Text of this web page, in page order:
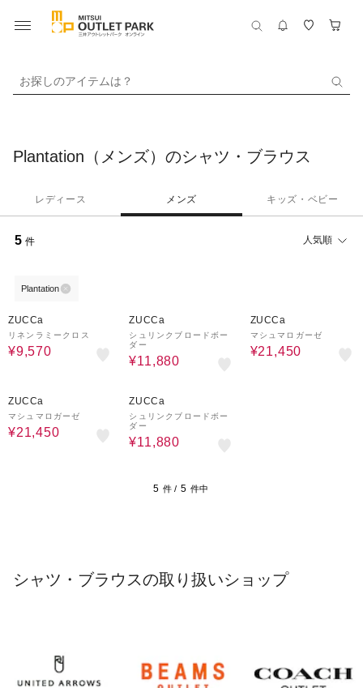
お探しのアイテムは？
Plantation（メンズ）のシャツ・ブラウス
レディース メンズ キッズ・ベビー
5 件 人気順
Plantation
ZUCCa
リネンラミークロス
¥9,570
ZUCCa
シュリンクブロードボー
ダー
¥11,880
ZUCCa
マシュマロガーゼ
¥21,450
ZUCCa
マシュマロガーゼ
¥21,450
ZUCCa
シュリンクブロードボー
ダー
¥11,880
5 件 / 5 件中
シャツ・ブラウスの取り扱いショップ